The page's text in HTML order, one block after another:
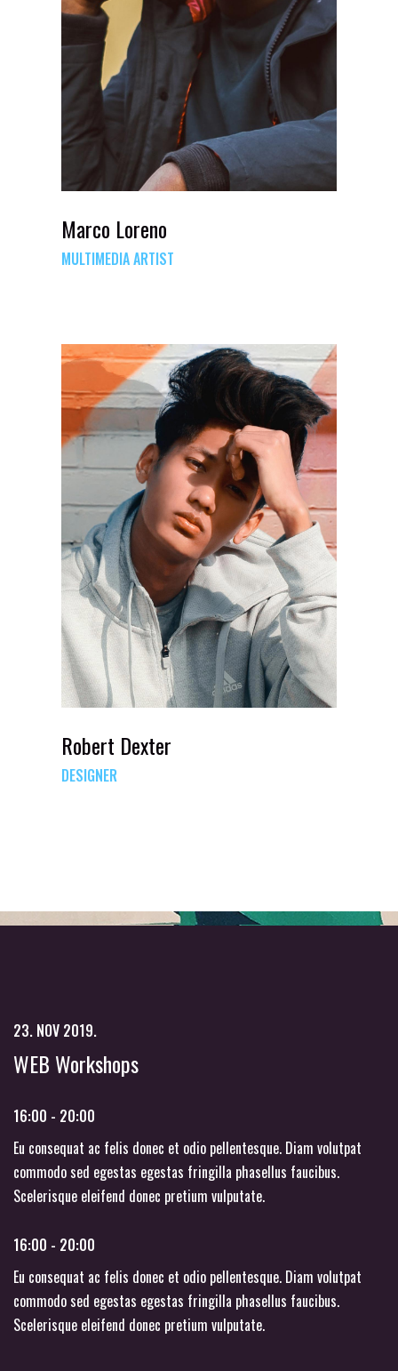
Marco Loreno
MULTIMEDIA ARTIST
Robert Dexter
DESIGNER
23. NOV 2019.
WEB Workshops
16:00 - 20:00
Eu consequat ac felis donec et odio pellentesque. Diam volutpat
commodo sed egestas egestas fringilla phasellus faucibus.
Scelerisque eleifend donec pretium vulputate.
16:00 - 20:00
Eu consequat ac felis donec et odio pellentesque. Diam volutpat
commodo sed egestas egestas fringilla phasellus faucibus.
Scelerisque eleifend donec pretium vulputate.